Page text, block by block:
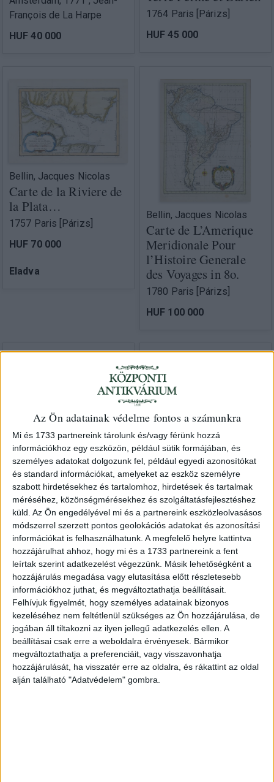
Az Ön adatainak védelme fontos a számunkra
Mi és 1733 partnereink tárolunk és/vagy férünk hozzá
információkhoz egy eszközön, például sütik formájában, és
személyes adatokat dolgozunk fel, például egyedi azonosítókat
és standard információkat, amelyeket az eszköz személyre
szabott hirdetésekhez és tartalomhoz, hirdetések és tartalmak
méréséhez, közönségmérésekhez és szolgáltatásfejlesztéshez
küld. Az Ön engedélyével mi és a partnereink eszközleolvasásos
módszerrel szerzett pontos geolokációs adatokat és azonosítási
információkat is felhasználhatunk. A megfelelő helyre kattintva
hozzájárulhat ahhoz, hogy mi és a 1733 partnereink a fent
leírtak szerint adatkezelést végezzünk. Másik lehetőségként a
hozzájárulás megadása vagy elutasítása előtt részletesebb
információkhoz juthat, és megváltoztathatja beállításait.
Felhívjuk figyelmét, hogy személyes adatainak bizonyos
kezeléséhez nem feltétlenül szükséges az Ön hozzájárulása, de
jogában áll tiltakozni az ilyen jellegű adatkezelés ellen. A
beállításai csak erre a weboldalra érvényesek. Bármikor
megváltoztathatja a preferenciáit, vagy visszavonhatja
hozzájárulását, ha visszatér erre az oldalra, és rákattint az oldal
alján található "Adatvédelem" gombra.
François de La Harpe
HUF 40 000
1764 Paris [Párizs]
HUF 45 000
Bellin, Jacques Nicolas
Carte de la Riviere de
la Plata…
1757 Paris [Párizs]
HUF 70 000
Eladva
Bellin, Jacques Nicolas
Carte de L’Amerique
Meridionale Pour
l’Histoire Generale
des Voyages in 8o.
1780 Paris [Párizs]
HUF 100 000
Bonne, Rigobert
Carte De La Partie
Septentrionale Du
Bresil
1780 Paris [Párizs]
HUF 60 000
Bonne, Rigobert
Carte Du Chili,
Depuis Le Sud Du
Perou Jusqu Au Cap
Horn Avec Partie Des
Regions Qui En Sont
A L'Est
1780 Paris [Párizs]
HUF 70 000